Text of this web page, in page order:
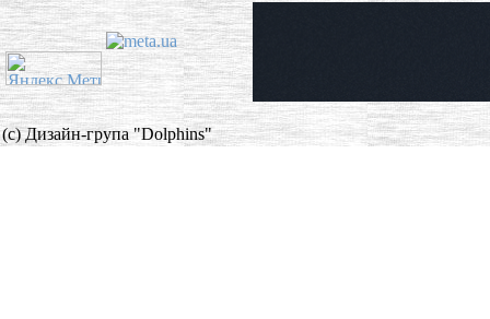
(c) Дизайн-група "Dolphins"